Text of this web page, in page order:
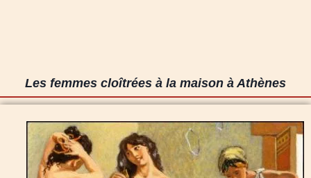
Les femmes cloîtrées à la maison à Athènes